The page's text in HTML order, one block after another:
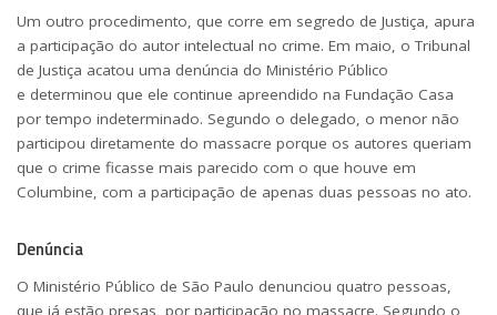
Um outro procedimento, que corre em segredo de Justiça, apura
a participação do autor intelectual no crime. Em maio, o Tribunal
de Justiça acatou uma denúncia do Ministério Público
e determinou que ele continue apreendido na Fundação Casa
por tempo indeterminado. Segundo o delegado, o menor não
participou diretamente do massacre porque os autores queriam
que o crime ficasse mais parecido com o que houve em
Columbine, com a participação de apenas duas pessoas no ato.
Denúncia
O Ministério Público de São Paulo denunciou quatro pessoas,
que já estão presas, por participação no massacre. Segundo o